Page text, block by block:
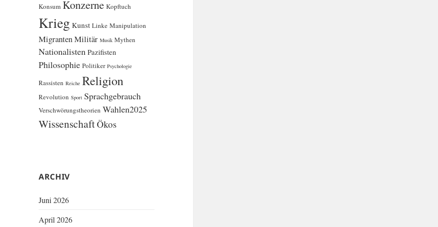
Konsum Konzerne Kopftuch
Krieg Kunst Linke Manipulation
MigrantenMilitär Musik Mythen
Nationalisten Pazifisten
Philosophie Politiker Psychologie
Rassisten Reiche Religion
Revolution Sport Sprachgebrauch
Verschwörungstheorien Wahlen2025
WissenschaftÖkos
ARCHIV
Juni 2026
April 2026